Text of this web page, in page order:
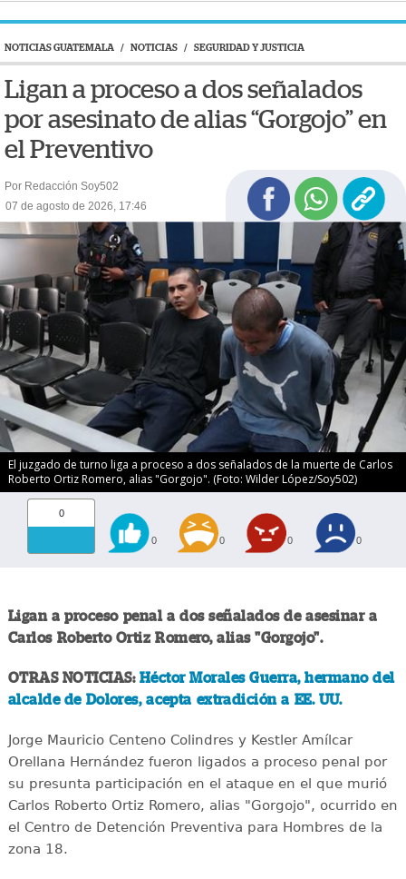
NOTICIAS GUATEMALA / NOTICIAS / SEGURIDAD Y JUSTICIA
Ligan a proceso a dos señalados
por asesinato de alias “Gorgojo” en
el Preventivo
Por Redacción Soy502
07 de agosto de 2026, 17:46
El juzgado de turno liga a proceso a dos señalados de la muerte de Carlos
Roberto Ortiz Romero, alias "Gorgojo". (Foto: Wilder López/Soy502)
0
0 0 0 0
Ligan a proceso penal a dos señalados de asesinar a
Carlos Roberto Ortiz Romero, alias "Gorgojo".
OTRAS NOTICIAS: Héctor Morales Guerra, hermano del
alcalde de Dolores, acepta extradición a EE. UU.
Jorge Mauricio Centeno Colindres y Kestler Amílcar
Orellana Hernández fueron ligados a proceso penal por
su presunta participación en el ataque en el que murió
Carlos Roberto Ortiz Romero, alias "Gorgojo", ocurrido en
el Centro de Detención Preventiva para Hombres de la
zona 18.